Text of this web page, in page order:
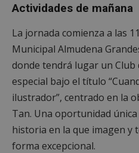
Actividades de mañana
La jornada comienza a las
Municipal Almudena
donde tendrá lugar un
especial bajo el título
ilustrador”, centrado en la
Tan. Una oportunidad
historia en la que imagen y
forma excepcional.